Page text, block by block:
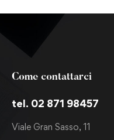
Come contattarci
tel. 02 871 98457
Viale Gran Sasso, 11